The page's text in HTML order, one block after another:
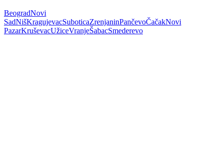
BeogradNovi
SadNišKragujevacSuboticaZrenjaninPančevoČačakNovi
PazarKruševacUžiceVranjeŠabacSmederevo